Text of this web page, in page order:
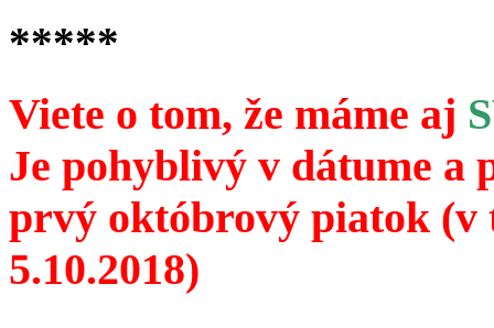
*****
Viete o tom, že máme aj
Je pohyblivý v dátume a
prvý októbrový piatok
5.10.2018)